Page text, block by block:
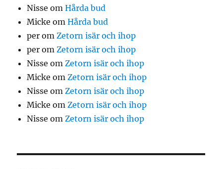
Nisse omHårda bud
Micke omHårda bud
per omZetorn isär och ihop
per omZetorn isär och ihop
Nisse omZetorn isär och ihop
Micke omZetorn isär och ihop
Nisse omZetorn isär och ihop
Micke omZetorn isär och ihop
Nisse omZetorn isär och ihop